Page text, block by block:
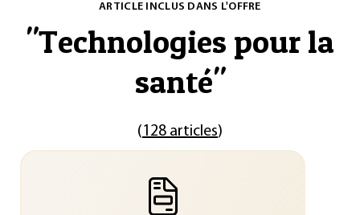
ARTICLE INCLUS DANS L'OFFRE
"Technologies pour la
santé"
(128 articles)